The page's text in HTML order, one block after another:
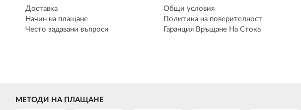
Доставка
Начин на плащане
Често задавани въпроси
Общи условия
Политика на поверителност
Гаранция Връщане На Стока
МЕТОДИ НА ПЛАЩАНЕ